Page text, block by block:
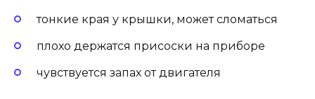
тонкие края у крышки, может сломаться
плохо держатся присоски на приборе
чувствуется запах от двигателя